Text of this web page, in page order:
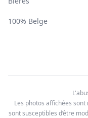
100% Belge
Les photos affichées
sont susceptibles d’être